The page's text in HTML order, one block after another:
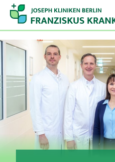
Startseite
Home
Kliniken & Zentren
Aufenthalt & Besuch